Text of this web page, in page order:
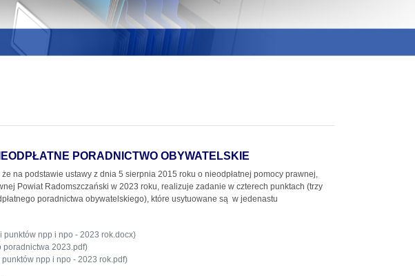
PORADNICTWO OBYWATELSKIE
na podstawie ustawy z dnia 5 sierpnia 2015 roku o nieodpłatnej pomocy prawnej,
Powiat Radomszczański w 2023 roku, realizuje zadanie w czterech punktach (trzy
poradnictwa obywatelskiego), które usytuowane są w jedenastu
punktów npp i npo - 2023 rok.docx)
poradnictwa 2023.pdf)
npp i npo - 2023 rok.pdf)